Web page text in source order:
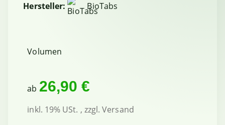
Hersteller:
BioTabs
Volumen
ab 26,90 €
inkl. 19% USt. , zzgl.Versand